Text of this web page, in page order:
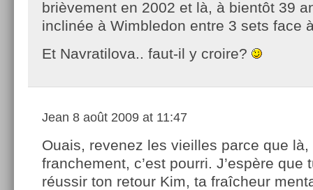
brièvement en 2002 et là, à bientôt 39
inclinée à Wimbledon entre 3 sets face
Et Navratilova.. faut-il y croire?
Jean 8 août 2009 at 11:47
Ouais, revenez les vieilles parce que là,
franchement, c’est pourri. J’espère que
réussir ton retour Kim, ta fraîcheur